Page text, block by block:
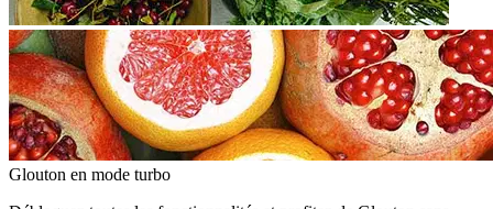
Glouton en mode turbo